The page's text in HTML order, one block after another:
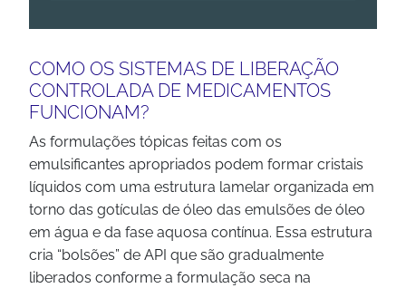
COMO OS SISTEMAS DE LIBERAÇÃO
CONTROLADA DE MEDICAMENTOS
FUNCIONAM?
As formulações tópicas feitas com os
emulsificantes apropriados podem formar cristais
líquidos com uma estrutura lamelar organizada em
torno das gotículas de óleo das emulsões de óleo
em água e da fase aquosa contínua. Essa estrutura
cria “bolsões” de API que são gradualmente
liberados conforme a formulação seca na